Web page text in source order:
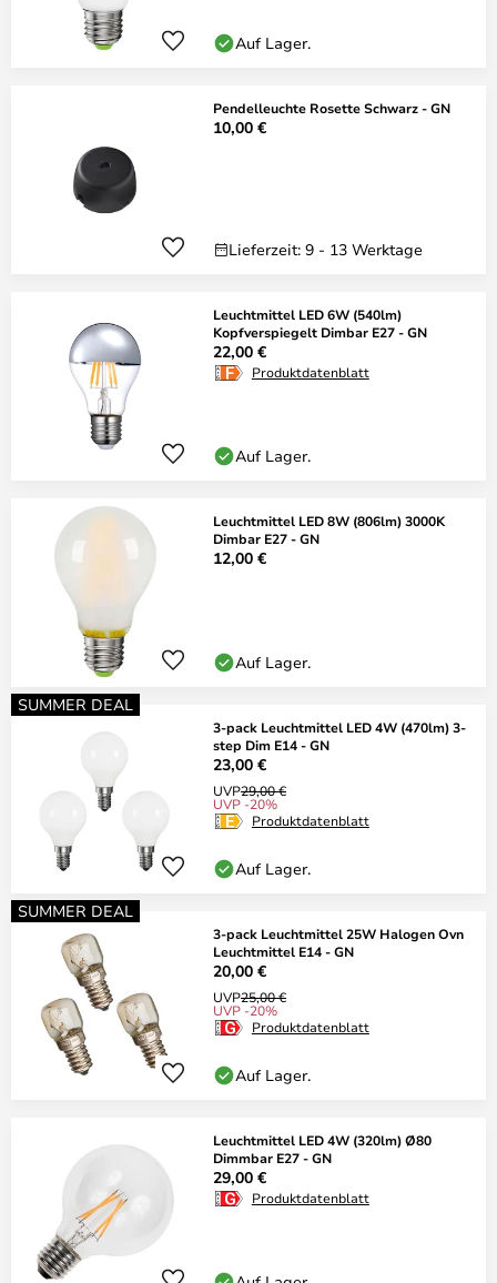
Auf Lager.
Pendelleuchte Rosette Schwarz - GN
10,00 €
Lieferzeit: 9 - 13 Werktage
Leuchtmittel LED 6W (540lm)
Kopfverspiegelt Dimbar E27 - GN
22,00 €
Produktdatenblatt
Auf Lager.
Leuchtmittel LED 8W (806lm) 3000K
Dimbar E27 - GN
12,00 €
Auf Lager.
SUMMER DEAL
3-pack Leuchtmittel LED 4W (470lm) 3-
step Dim E14 - GN
23,00 €
UVP29,00 €
UVP -20%
Produktdatenblatt
Auf Lager.
SUMMER DEAL
3-pack Leuchtmittel 25W Halogen Ovn
Leuchtmittel E14 - GN
20,00 €
UVP25,00 €
UVP -20%
Produktdatenblatt
Auf Lager.
Leuchtmittel LED 4W (320lm) Ø80
Dimmbar E27 - GN
29,00 €
Produktdatenblatt